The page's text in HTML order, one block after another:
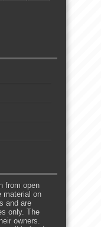
from open
on
and are
only. The
owners.